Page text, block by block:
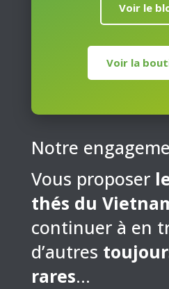
Voir le
Voir la
Notre
Vous proposer
thés du
continuer à en
d’autres
rares…